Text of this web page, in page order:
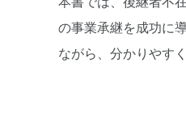
の事業承継を成功に
ながら、分かりやす